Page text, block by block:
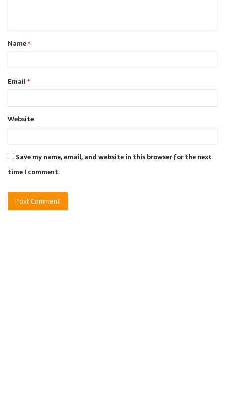
t
*Name*
Email*
Website
Save my name, email, and website in this browser for the next
time I comment.